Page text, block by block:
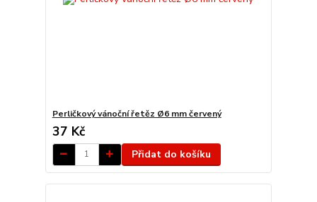
Perličkový vánoční řetěz Ø6 mm červený
37 Kč
Přidat do košíku